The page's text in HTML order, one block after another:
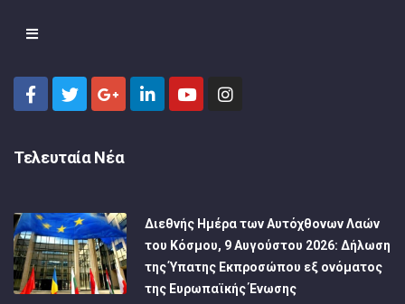
Τελευταία Νέα
Διεθνής Ημέρα των Αυτόχθονων Λαών
του Κόσμου, 9 Αυγούστου 2026: Δήλωση
της Ύπατης Εκπροσώπου εξ ονόματος
της Ευρωπαϊκής Ένωσης